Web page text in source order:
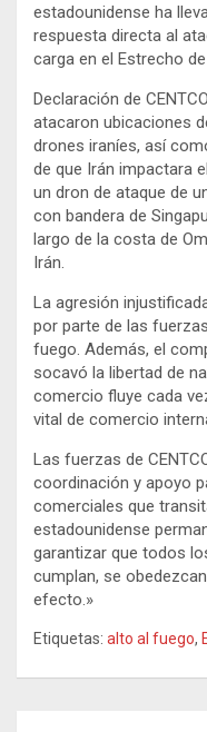
estadounidense ha
respuesta directa al
carga en el Estrecho
Declaración de
atacaron ubicaciones
drones iraníes, así
de que Irán impactara
un dron de ataque de
con bandera de
largo de la costa de
Irán.
La agresión
por parte de las
fuego. Además, el
socavó la libertad de
comercio fluye cada
vital de comercio
Las fuerzas de
coordinación y apoyo
comerciales que
estadounidense
garantizar que todos
cumplan, se
efecto.»
Etiquetas: alto al fuego,